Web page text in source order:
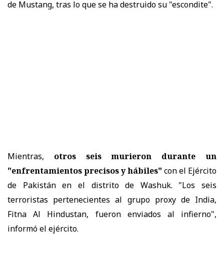
de Mustang, tras lo que se ha destruido su "escondite".
Mientras, otros seis murieron durante un
"enfrentamientos precisos y hábiles" con el Ejército
de Pakistán en el distrito de Washuk. "Los seis
terroristas pertenecientes al grupo proxy de India,
Fitna Al Hindustan, fueron enviados al infierno",
informó el ejército.